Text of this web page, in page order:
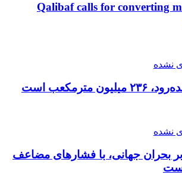
Qalibaf calls for converting
نشده
است
نشده
بر بحران جهانی، با فشارهای مضاعف